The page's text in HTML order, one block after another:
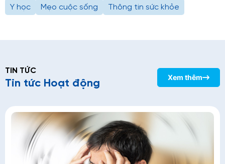
Y học Mẹo cuộc sống Thông tin sức khỏe
TIN TỨC
Tin tức Hoạt động
Xem thêm